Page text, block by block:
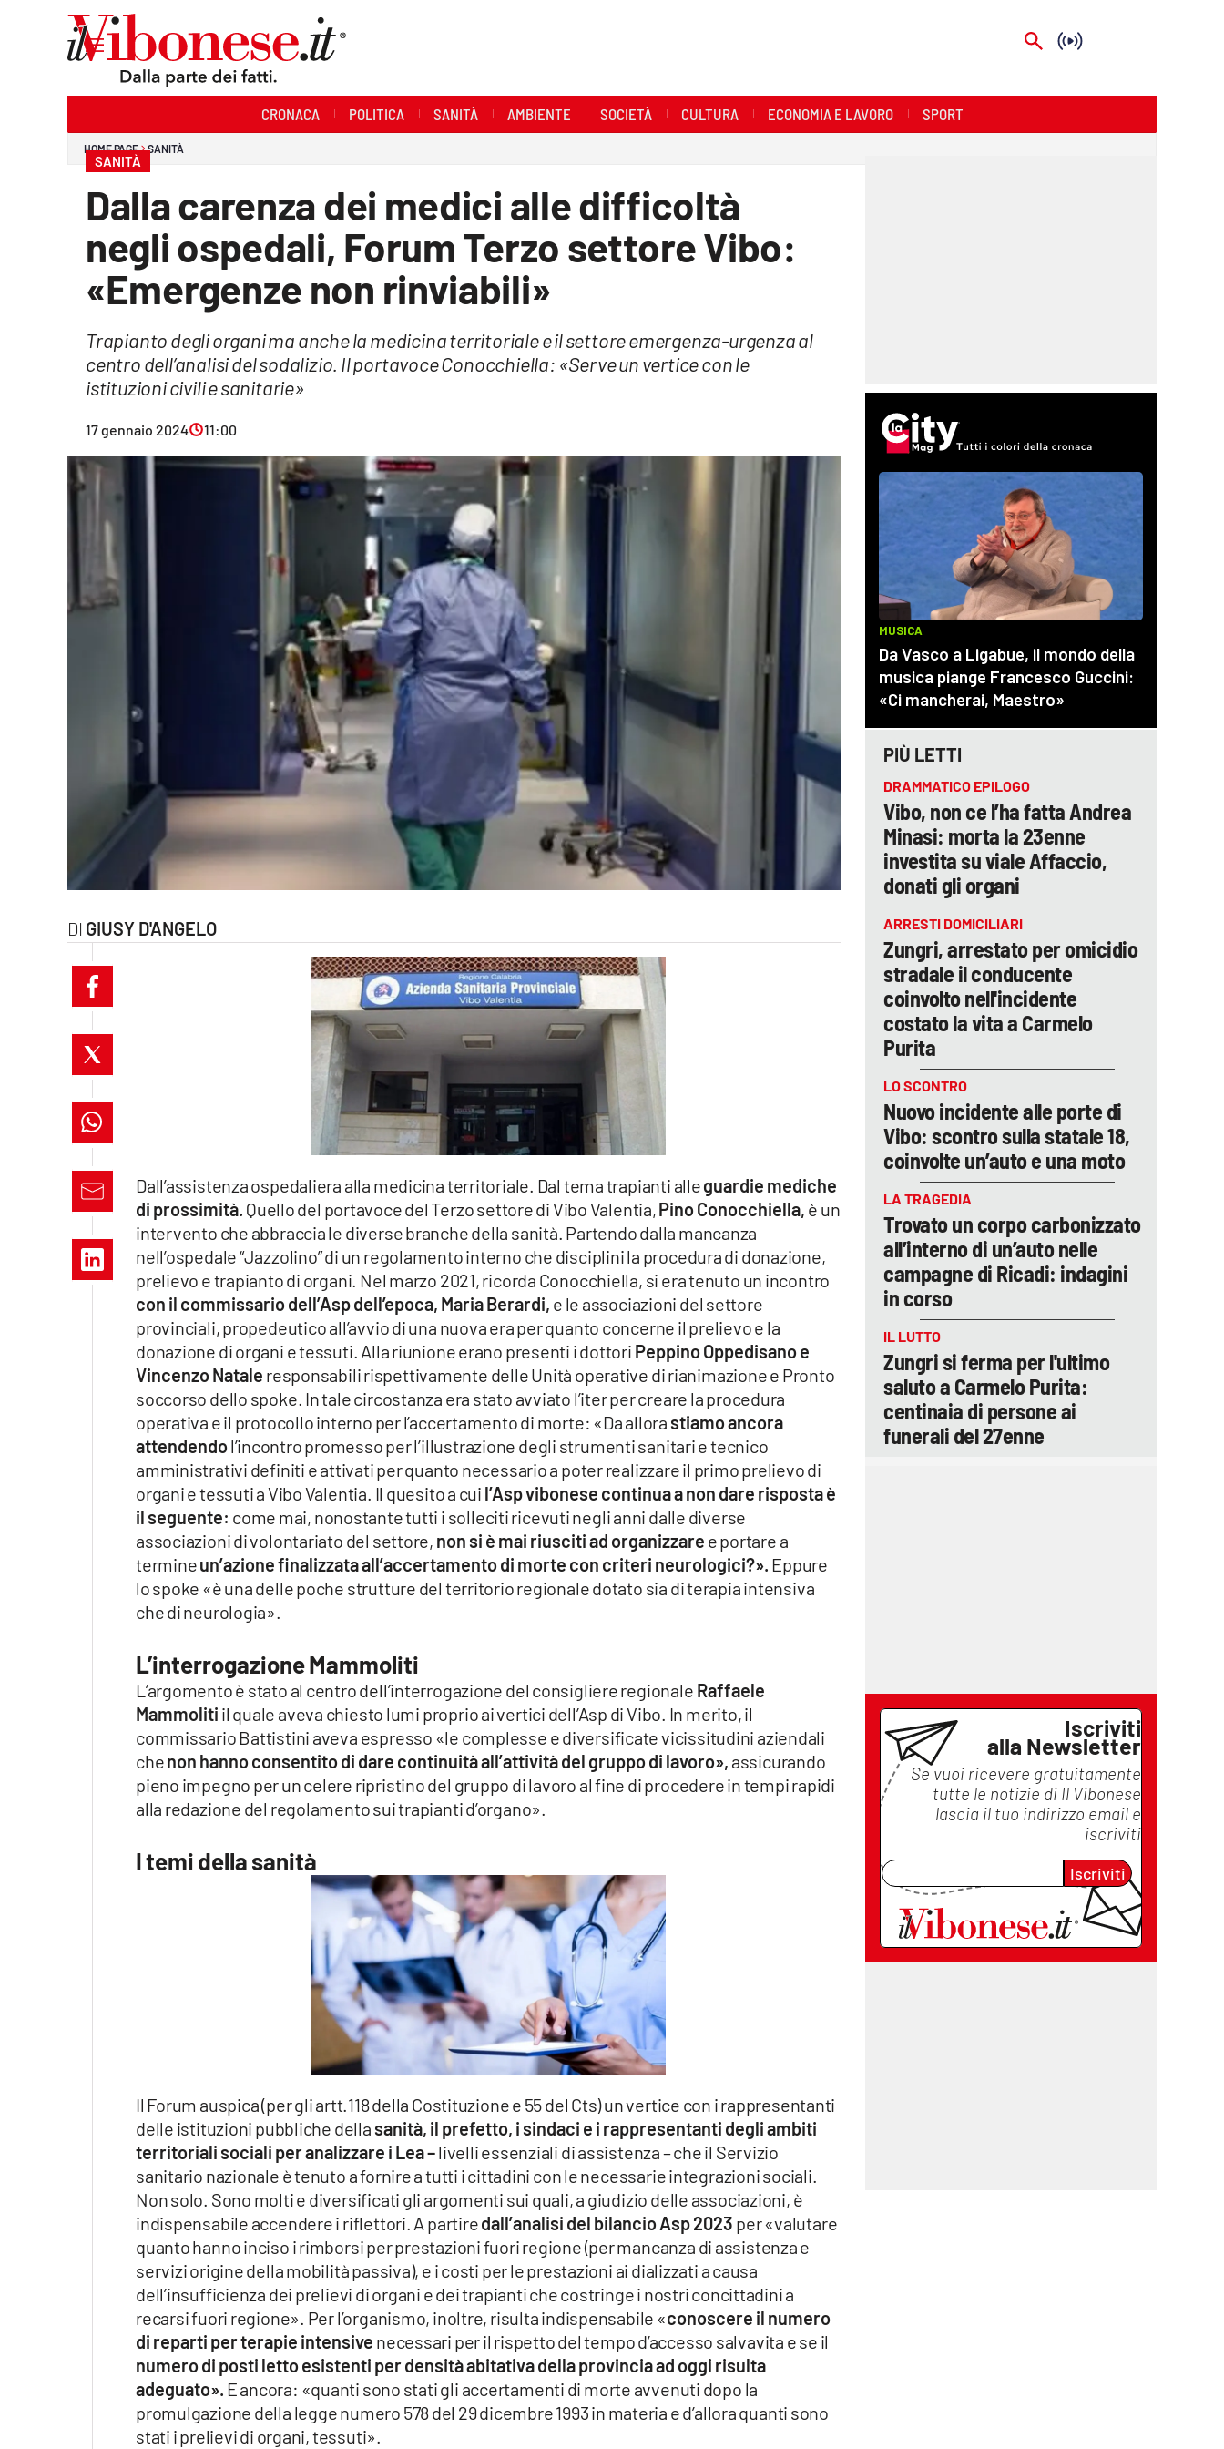
Economia e Lavoro
cosenzachannel.it
catanzarochannel.it
lacapitalenews.it
Vai
CRONACA POLITICA SANITÀ AMBIENTE SOCIETÀ CULTURA ECONOMIA E LAVORO SPORT
HOME PAGE SANITÀ
SANITÀ
Dalla carenza dei medici alle difficoltà
negli ospedali, Forum Terzo settore Vibo:
«Emergenze non rinviabili»
Trapianto degli organi ma anche la medicina territoriale e il settore emergenza-urgenza al
centro dell’analisi del sodalizio. Il portavoce Conocchiella: «Serve un vertice con le
istituzioni civili e sanitarie»
17 gennaio 2024 11:00
GIUSY D'ANGELO
Dall’assistenza ospedaliera alla medicina territoriale. Dal tema trapianti alleguardie mediche
di prossimità. Quello del portavoce del Terzo settore di Vibo Valentia,Pino Conocchiella, è un
intervento che abbraccia le diverse branche della sanità. Partendo dalla mancanza
nell’ospedale “Jazzolino” di un regolamento interno che disciplini la procedura di donazione,
prelievo e trapianto di organi. Nel marzo 2021, ricorda Conocchiella, si era tenuto un incontro
con il commissario dell’Asp dell’epoca, Maria Berardi, e le associazioni del settore
provinciali, propedeutico all’avvio di una nuova era per quanto concerne il prelievo e la
donazione di organi e tessuti. Alla riunione erano presenti i dottori Peppino Oppedisano e
Vincenzo Natale responsabili rispettivamente delle Unità operative di rianimazione e Pronto
soccorso dello spoke. In tale circostanza era stato avviato l’iter per creare la procedura
operativa e il protocollo interno per l’accertamento di morte: «Da allora stiamo ancora
attendendol’incontro promesso per l’illustrazione degli strumenti sanitari e tecnico
amministrativi definiti e attivati per quanto necessario a poter realizzare il primo prelievo di
organi e tessuti a Vibo Valentia. Il quesito a cui l’Asp vibonese continua a non dare risposta è
il seguente: come mai, nonostante tutti i solleciti ricevuti negli anni dalle diverse
associazioni di volontariato del settore, non si è mai riusciti ad organizzare e portare a
termineun’azione finalizzata all’accertamento di morte con criteri neurologici?». Eppure
lo spoke «è una delle poche strutture del territorio regionale dotato sia di terapia intensiva
che di neurologia».
L’interrogazione Mammoliti
L’argomento è stato al centro dell’interrogazione del consigliere regionale Raffaele
Mammoliti il quale aveva chiesto lumi proprio ai vertici dell’Asp di Vibo. In merito, il
commissario Battistini aveva espresso «le complesse e diversificate vicissitudini aziendali
chenon hanno consentito di dare continuità all’attività del gruppo di lavoro», assicurando
pieno impegno per un celere ripristino del gruppo di lavoro al fine di procedere in tempi rapidi
alla redazione del regolamento sui trapianti d’organo».
I temi della sanità
Il Forum auspica (per gli artt.118 della Costituzione e 55 del Cts) un vertice con i rappresentanti
delle istituzioni pubbliche della sanità, il prefetto, i sindaci e i rappresentanti degli ambiti
territoriali sociali per analizzare i Lea –livelli essenziali di assistenza – che il Servizio
sanitario nazionale è tenuto a fornire a tutti i cittadini con le necessarie integrazioni sociali.
Non solo. Sono molti e diversificati gli argomenti sui quali, a giudizio delle associazioni, è
indispensabile accendere i riflettori. A partiredall’analisi del bilancio Asp 2023 per «valutare
quanto hanno inciso i rimborsi per prestazioni fuori regione (per mancanza di assistenza e
servizi origine della mobilità passiva), e i costi per le prestazioni ai dializzati a causa
dell’insufficienza dei prelievi di organi e dei trapianti che costringe i nostri concittadini a
recarsi fuori regione». Per l’organismo, inoltre, risulta indispensabile «conoscere il numero
di reparti per terapie intensive necessari per il rispetto del tempo d’accesso salvavita e se il
numero di posti letto esistenti per densità abitativa della provincia ad oggi risulta
adeguato». E ancora: «quanti sono stati gli accertamenti di morte avvenuti dopo la
promulgazione della legge numero 578 del 29 dicembre 1993 in materia e d’allora quanti sono
stati i prelievi di organi, tessuti».
PIÙ LETTI
DRAMMATICO EPILOGO
Vibo, non ce l’ha fatta Andrea
Minasi: morta la 23enne
investita su viale Affaccio,
donati gli organi
ARRESTI DOMICILIARI
Zungri, arrestato per omicidio
stradale il conducente
coinvolto nell'incidente
costato la vita a Carmelo
Purita
LO SCONTRO
Nuovo incidente alle porte di
Vibo: scontro sulla statale 18,
coinvolte un’auto e una moto
LA TRAGEDIA
Trovato un corpo carbonizzato
all’interno di un’auto nelle
campagne di Ricadi: indagini
in corso
IL LUTTO
Zungri si ferma per l'ultimo
saluto a Carmelo Purita:
centinaia di persone ai
funerali del 27enne
Iscriviti
alla Newsletter
Se vuoi ricevere gratuitamente
tutte le notizie di Il Vibonese
lascia il tuo indirizzo email e
iscriviti
Iscriviti